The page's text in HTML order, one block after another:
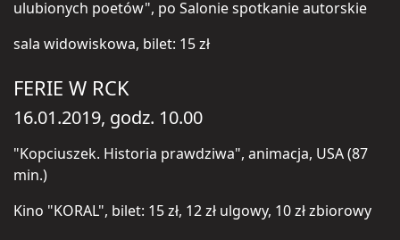
ulubionych poetów", po Salonie spotkanie autorskie
sala widowiskowa, bilet: 15 zł
FERIE W RCK
16.01.2019, godz. 10.00
"Kopciuszek. Historia prawdziwa", animacja, USA (87
min.)
Kino "KORAL", bilet: 15 zł, 12 zł ulgowy, 10 zł zbiorowy